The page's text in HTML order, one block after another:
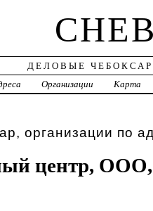
ДЕЛОВЫЕ
Организации Карта
организации по
центр,